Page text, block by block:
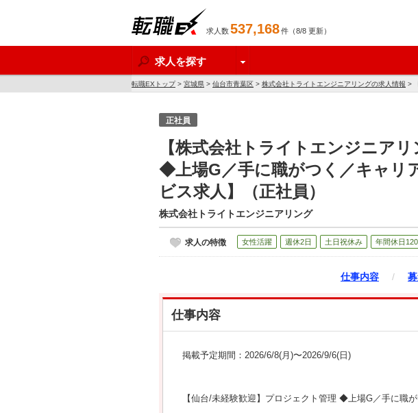
求人数537,168件（8/8 更新）
求人を探す
転職EXトップ> 宮城県 > 仙台市青葉区 > 株式会社トライトエンジニアリングの求人情報 >
正社員
【株式会社トライトエンジニア
◆上場G／手に職がつく／キャリ
ビス求人】（正社員）
株式会社トライトエンジニアリング
求人の特徴 女性活躍 週休2日 土日祝休み 年間休日
仕事内容 /
仕事内容
掲載予定期間：2026/6/8(月)〜2026/9/6(日)
【仙台/未経験歓迎】プロジェクト管理 ◆上場G／手に職